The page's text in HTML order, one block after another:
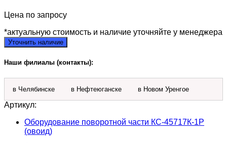
Цена по запросу
*актуальную стоимость и наличие уточняйте у менеджера
Уточнить наличие
Наши филиалы (контакты):
в Челябинске в Нефтеюганске в Новом Уренгое
Артикул:
Оборудование поворотной части КС-45717К-1Р
(овоид)